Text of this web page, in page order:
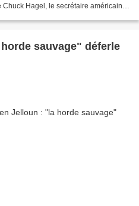
Hagel, le secrétaire américain à
sauvage" déferle